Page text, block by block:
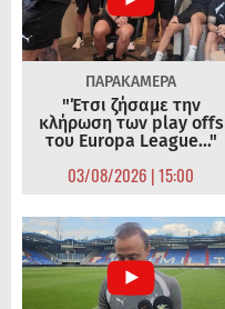
ΠΑΡΑΚΑΜΕΡΑ
"Έτσι ζήσαμε την
κλήρωση των play offs
του Europa League..."
03/08/2026 | 15:00